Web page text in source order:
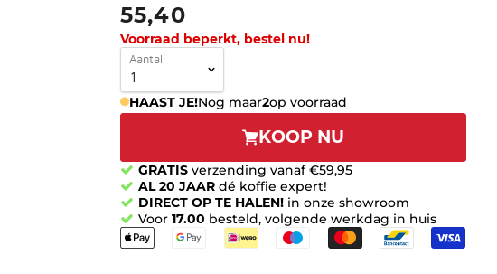
55,40
Voorraad beperkt, bestel nu!
Aantal
HAAST JE!Nog maar2op voorraad
KOOP NU
GRATIS verzending vanaf €59,95
AL 20 JAAR dé koffie expert!
DIRECT OP TE HALEN! in onze showroom
Voor 17.00 besteld, volgende werkdag in huis